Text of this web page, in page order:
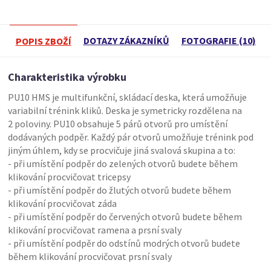
POPIS ZBOŽÍ DOTAZY ZÁKAZNÍKŮ FOTOGRAFIE (10)
Charakteristika výrobku
PU10 HMS je multifunkční, skládací deska, která umožňuje
variabilní trénink kliků. Deska je symetricky rozdělena na
2 poloviny. PU10 obsahuje 5 párů otvorů pro umístění
dodávaných podpěr. Každý pár otvorů umožňuje trénink pod
jiným úhlem, kdy se procvičuje jiná svalová skupina a to:
- při umístění podpěr do zelených otvorů budete během
klikování procvičovat tricepsy
- při umístění podpěr do žlutých otvorů budete během
klikování procvičovat záda
- při umístění podpěr do červených otvorů budete během
klikování procvičovat ramena a prsní svaly
- při umístění podpěr do odstínů modrých otvorů budete
během klikování procvičovat prsní svaly